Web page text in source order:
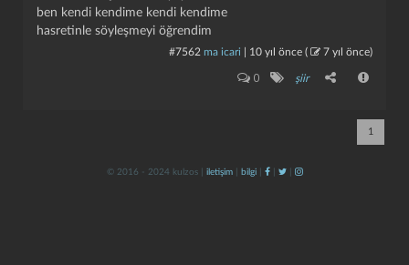
ben kendi kendime kendi kendime
hasretinle söyleşmeyi öğrendim
#7562 ma icari 10 yıl önce ( 7 yıl önce)
0 şiir
1
© 2016 - 2024 kulzos | iletişim| bilgi| | |